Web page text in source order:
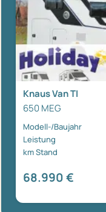
Knaus Van TI
650 MEG
Modell-/Baujahr
Leistung
km Stand
68.990 €